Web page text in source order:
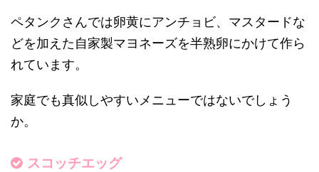
ペタンクさんでは卵黄にアンチョビ、マスタードな
どを加えた自家製マヨネーズを半熟卵にかけて作ら
れています。
家庭でも真似しやすいメニューではないでしょう
か。
スコッチエッグ